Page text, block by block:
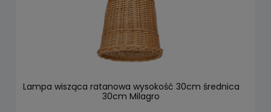
Lampa wisząca ratanowa wysokość 30cm średnica
30cm Milagro